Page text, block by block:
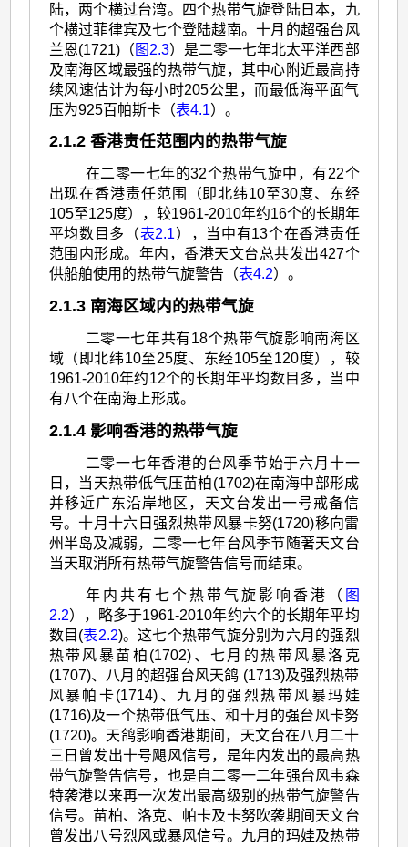
陆，两个横过台湾。四个热带气旋登陆日本，九
个横过菲律宾及七个登陆越南。十月的超强台风
兰恩(1721)（ 图2.3）是二零一七年北太平洋西部
及南海区域最强的热带气旋，其中心附近最高持
续风速估计为每小时205公里，而最低海平面气
压为925百帕斯卡（表4.1）。
2.1.2 香港责任范围内的热带气旋
在二零一七年的32个热带气旋中，有22个
出现在香港责任范围（即北纬10至30度、东经
105至125度），较1961-2010年约16个的长期年
平均数目多（表2.1），当中有13个在香港责任
范围内形成。年内，香港天文台总共发出427个
供船舶使用的热带气旋警告（表4.2）。
2.1.3 南海区域内的热带气旋
二零一七年共有18个热带气旋影响南海区
域（即北纬10至25度、东经105至120度），较
1961-2010年约12个的长期年平均数目多，当中
有八个在南海上形成。
2.1.4 影响香港的热带气旋
二零一七年香港的台风季节始于六月十一
日，当天热带低气压苗柏(1702)在南海中部形成
并移近广东沿岸地区，天文台发出一号戒备信
号。十月十六日强烈热带风暴卡努(1720)移向雷
州半岛及减弱，二零一七年台风季节随著天文台
当天取消所有热带气旋警告信号而结束。
年内共有七个热带气旋影响香港（ 图
2.2），略多于1961-2010年约六个的长期年平均
数目(表2.2)。这七个热带气旋分别为六月的强烈
热带风暴苗柏(1702)、七月的热带风暴洛克
(1707)、八月的超强台风天鸽 (1713)及强烈热带
风暴帕卡(1714)、九月的强烈热带风暴玛娃
(1716)及一个热带低气压、和十月的强台风卡努
(1720)。天鸽影响香港期间，天文台在八月二十
三日曾发出十号飓风信号，是年内发出的最高热
带气旋警告信号，也是自二零一二年强台风韦森
特袭港以来再一次发出最高级别的热带气旋警告
信号。苗柏、洛克、帕卡及卡努吹袭期间天文台
曾发出八号烈风或暴风信号。九月的玛娃及热带